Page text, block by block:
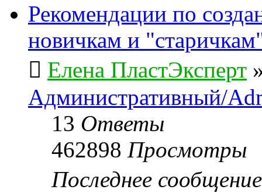
Рекомендации по
новичкам и
Елена ПластЭксперт
Административный/
13 Ответы
462898 Просмотры
Последнее